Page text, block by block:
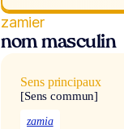
zamier
nom masculin
Sens principaux
[Sens commun]
zamia